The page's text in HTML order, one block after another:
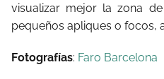
visualizar mejor la zona
pequeños apliques o focos,
Fotografías: Faro Barcelona